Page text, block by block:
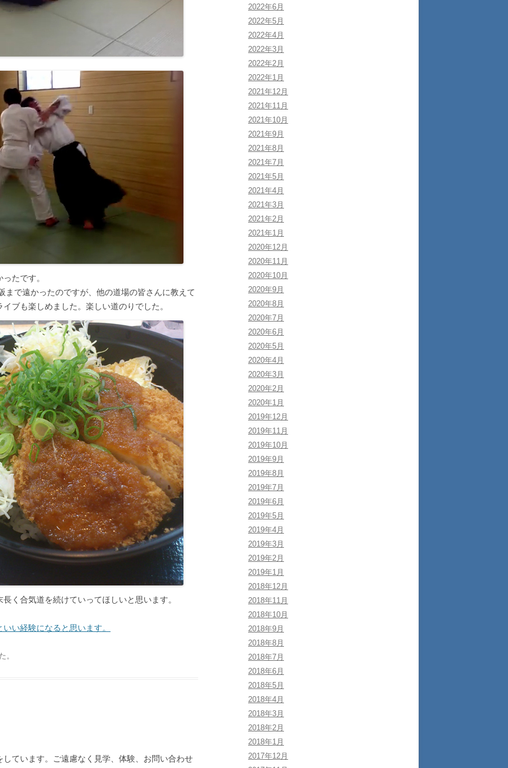
たです。
まで遠かったのですが、他の道場の皆さんに教えて
ブも楽しめました。楽しい道のりでした。
く合気道を続けていってほしいと思います。
い経験になると思います。
。
ています。ご遠慮なく見学、体験、お問い合わせ
2022年6月
2022年5月
2022年4月
2022年3月
2022年2月
2022年1月
2021年12月
2021年11月
2021年10月
2021年9月
2021年8月
2021年7月
2021年5月
2021年4月
2021年3月
2021年2月
2021年1月
2020年12月
2020年11月
2020年10月
2020年9月
2020年8月
2020年7月
2020年6月
2020年5月
2020年4月
2020年3月
2020年2月
2020年1月
2019年12月
2019年11月
2019年10月
2019年9月
2019年8月
2019年7月
2019年6月
2019年5月
2019年4月
2019年3月
2019年2月
2019年1月
2018年12月
2018年11月
2018年10月
2018年9月
2018年8月
2018年7月
2018年6月
2018年5月
2018年4月
2018年3月
2018年2月
2018年1月
2017年12月